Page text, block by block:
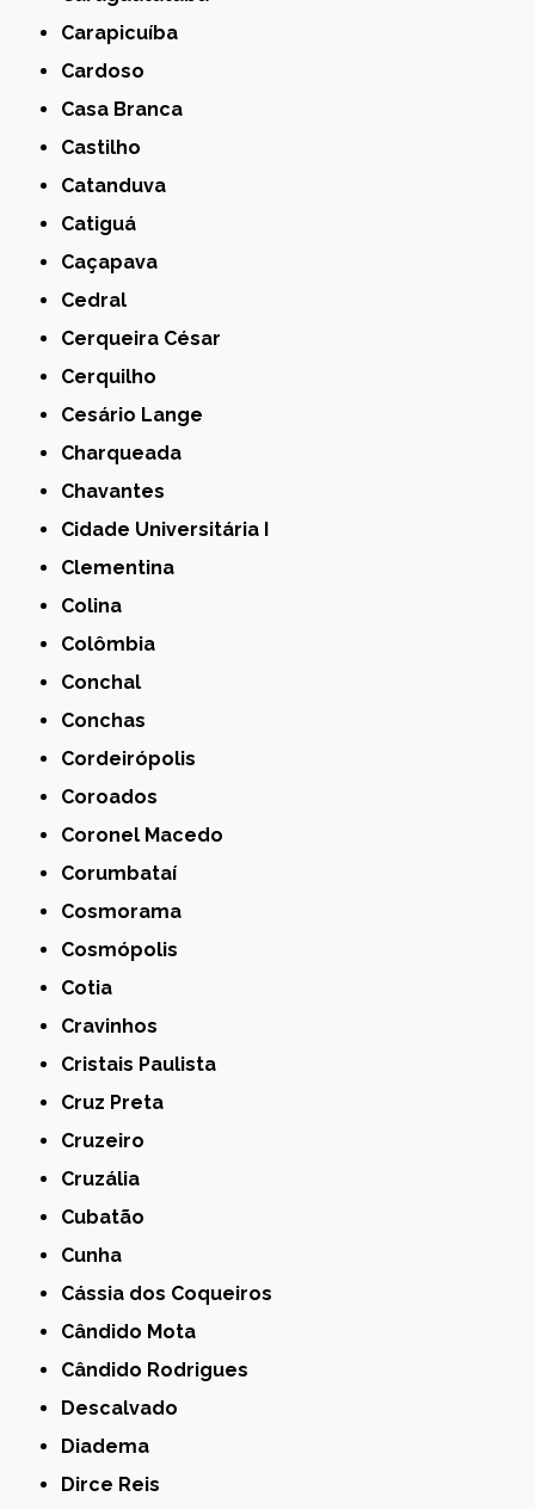
Carapicuíba
Cardoso
Casa Branca
Castilho
Catanduva
Catiguá
Caçapava
Cedral
Cerqueira César
Cerquilho
Cesário Lange
Charqueada
Chavantes
Cidade Universitária I
Clementina
Colina
Colômbia
Conchal
Conchas
Cordeirópolis
Coroados
Coronel Macedo
Corumbataí
Cosmorama
Cosmópolis
Cotia
Cravinhos
Cristais Paulista
Cruz Preta
Cruzeiro
Cruzália
Cubatão
Cunha
Cássia dos Coqueiros
Cândido Mota
Cândido Rodrigues
Descalvado
Diadema
Dirce Reis